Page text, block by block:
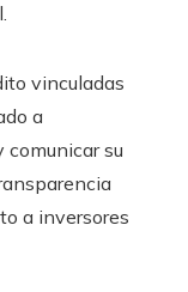
vinculadas
a
comunicar su
a inversores